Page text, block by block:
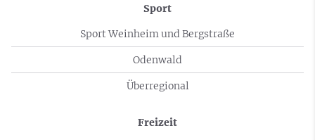
Sport
Sport Weinheim und Bergstraße
Odenwald
Überregional
Freizeit